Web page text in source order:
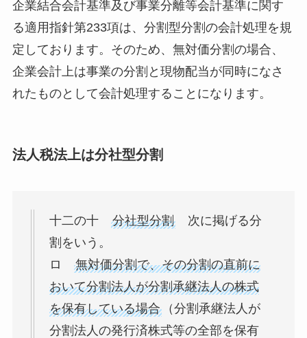
企業結合会計基準及び事業分離等会計基準に関す
る適用指針第233項は、分割型分割の会計処理を規
定しております。そのため、無対価分割の場合、
企業会計上は事業の分割と現物配当が同時になさ
れたものとして会計処理することになります。
法人税法上は分社型分割
十二の十 分社型分割次に掲げる分
割をいう。
ロ 無対価分割で、その分割の直前に
おいて分割法人が分割承継法人の株式
を保有している場合（分割承継法人が
分割法人の発行済株式等の全部を保有